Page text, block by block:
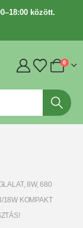
között.
0
8W, 680
18W KOMPAKT